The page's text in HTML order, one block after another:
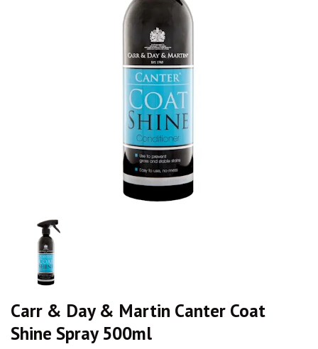
Carr & Day & Martin Canter Coat
Shine Spray 500ml